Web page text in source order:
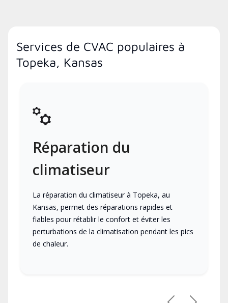
Services de CVAC populaires à
Topeka, Kansas
Réparation du
climatiseur
La réparation du climatiseur à Topeka, au
Kansas, permet des réparations rapides et
fiables pour rétablir le confort et éviter les
perturbations de la climatisation pendant les pics
de chaleur.